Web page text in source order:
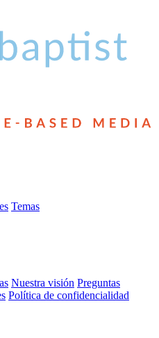
Temas
Nuestra visión Preguntas
Política de confidencialidad